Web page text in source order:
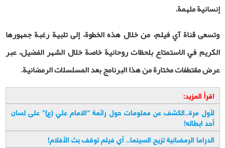
إنسانية ملهمة.
وتسعى قناة آي فيلم، من خلال هذه الخطوة، إلى تلبية رغبة جمهورها
الكريم في الاستمتاع بلحظات روحانية خاصة خلال الشهر الفضيل، عبر
عرض مقتطفات مختارة من هذا البرنامج بعد المسلسلات الرمضانية.
اقرأ المزيد:
لأول مرة..الكشف عن معلومات حول رائعة "الامام علي (ع)" على لسان
أحد ابطاله!
الدراما الرمضانية تزيح السينما.. آي فيلم توقف بث الأفلام!